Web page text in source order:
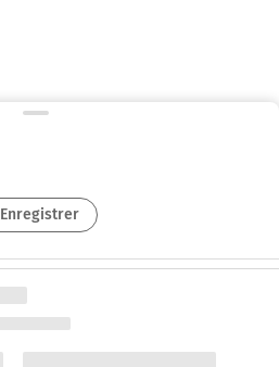
Enregistrer